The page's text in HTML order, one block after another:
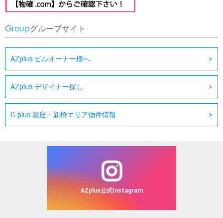
Groupグループサイト
AZplus ビルオーナー様へ
AZplus デザイナー探し
G-plus 銀座・新橋エリア物件情報
AZplus公式Instagram